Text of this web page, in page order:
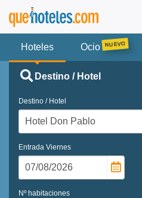
Hoteles Ocio
Destino / Hotel
Destino / Hotel
Entrada Viernes
Nº habitaciones